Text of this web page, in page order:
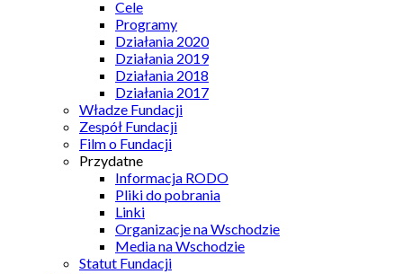
Cele
Programy
Działania 2020
Działania 2019
Działania 2018
Działania 2017
Władze Fundacji
Zespół Fundacji
Film o Fundacji
Przydatne
Informacja RODO
Pliki do pobrania
Linki
Organizacje na Wschodzie
Media na Wschodzie
Statut Fundacji